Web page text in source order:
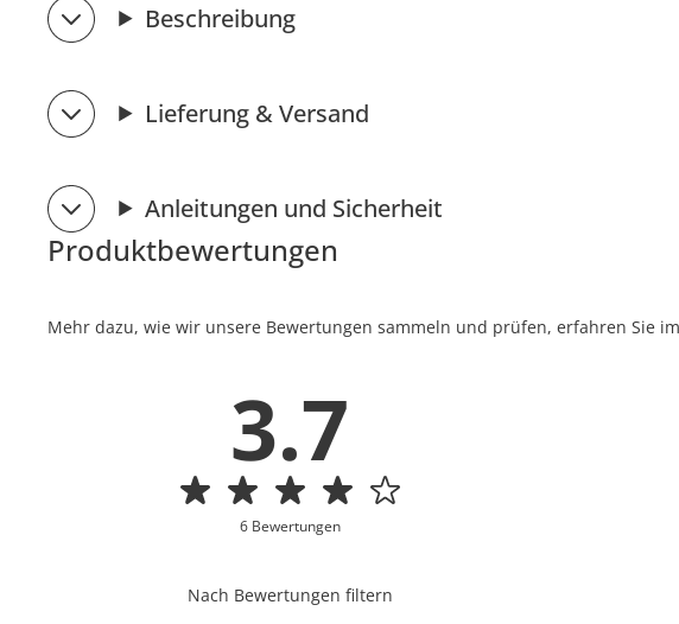
Beschreibung
Lieferung & Versand
Anleitungen und Sicherheit
Produktbewertungen
Mehr dazu, wie wir unsere Bewertungen sammeln und prüfen, erfahren Sie
3.7
6 Bewertungen
Nach Bewertungen filtern